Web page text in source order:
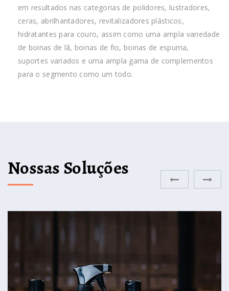
em resultados nas categorias de polidores, lustradores,
ceras, abrilhantadores, revitalizadores plásticos,
hidratantes para couro, assim como uma ampla variedade
de boinas de lã, boinas de fio, boinas de espuma,
suportes variados e uma ampla gama de complementos
para o segmento como um todo.
Nossas Soluções